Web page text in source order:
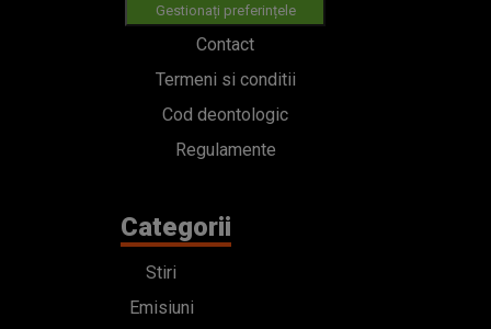
Gestionați preferințele
Contact
Termeni si conditii
Cod deontologic
Regulamente
Categorii
Stiri
Emisiuni